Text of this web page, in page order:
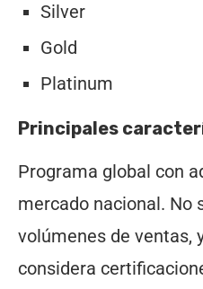
Silver
Gold
Platinum
Principales
Programa global con
mercado nacional. No
volúmenes de ventas,
considera